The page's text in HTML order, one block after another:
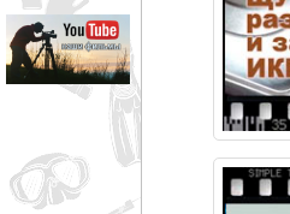
Все
слова
Точное
совпадение
Категории